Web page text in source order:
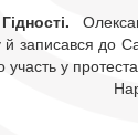
записався до
у